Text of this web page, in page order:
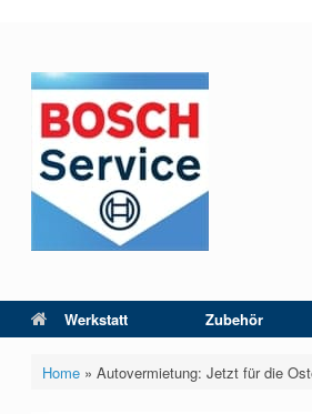
springen
Werkstatt Zubehör
Home» Autovermietung: Jetzt für die